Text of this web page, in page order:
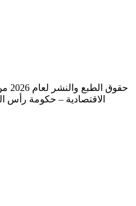
الاقتصادية – حكومة رأس